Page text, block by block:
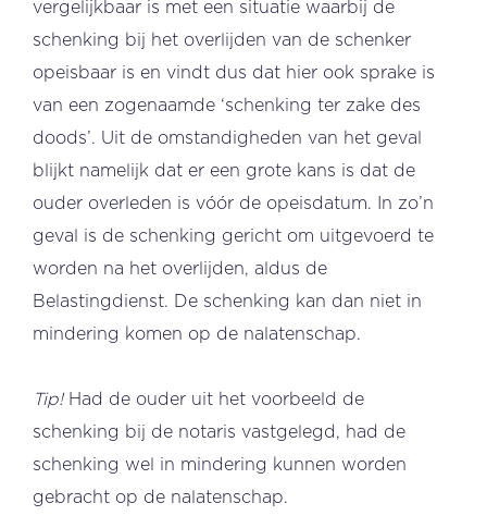
vergelijkbaar is met een situatie waarbij de
schenking bij het overlijden van de schenker
opeisbaar is en vindt dus dat hier ook sprake is
van een zogenaamde ‘schenking ter zake des
doods’. Uit de omstandigheden van het geval
blijkt namelijk dat er een grote kans is dat de
ouder overleden is vóór de opeisdatum. In zo’n
geval is de schenking gericht om uitgevoerd te
worden na het overlijden, aldus de
Belastingdienst. De schenking kan dan niet in
mindering komen op de nalatenschap.
Tip!Had de ouder uit het voorbeeld de
schenking bij de notaris vastgelegd, had de
schenking wel in mindering kunnen worden
gebracht op de nalatenschap.